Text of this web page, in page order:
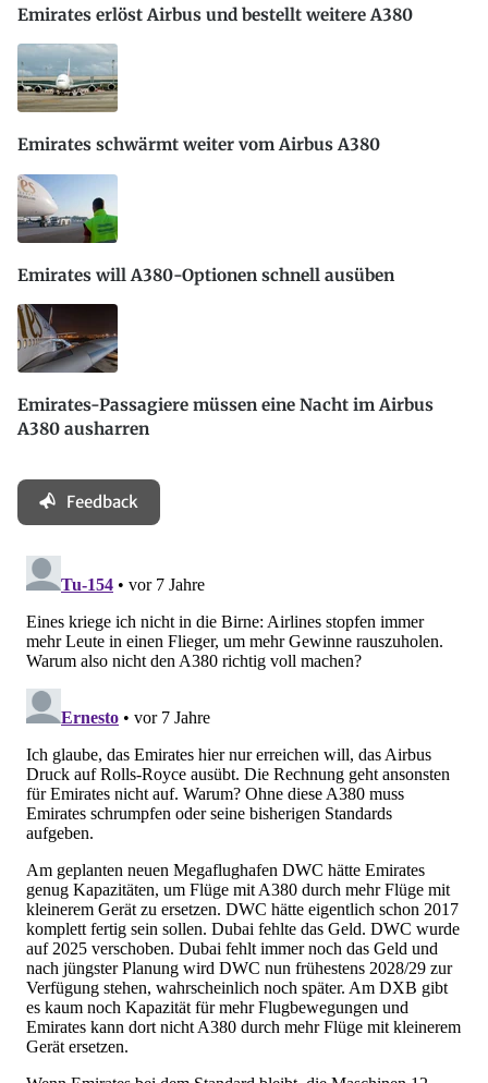
Emirates erlöst Airbus und bestellt weitere A380
Emirates schwärmt weiter vom Airbus A380
Emirates will A380-Optionen schnell ausüben
Emirates-Passagiere müssen eine Nacht im Airbus
A380 ausharren
Feedback